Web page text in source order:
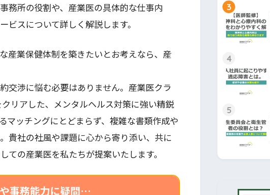
務所の役割や、産業医の具体的な仕事内
スについて詳しく解説します。
産業保健体制を築きたいとお考えなら、産
交渉に悩む必要はありません。産業医クラ
リアした、メンタルヘルス対策に強い精鋭
マッチングにとどまらず、複雑な書類作成や
貴社の社風や課題に心から寄り添い、共に
ての産業医を私たちが提案いたします。
事務能力に疑問…
3
4
5